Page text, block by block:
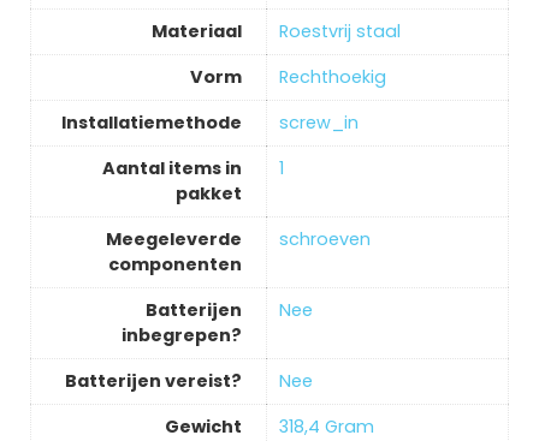
Materiaal
‎Roestvrij staal
Vorm
‎Rechthoekig
Installatiemethode
‎screw_in
Aantal items in
pakket
‎1
Meegeleverde
componenten
‎schroeven
Batterijen
inbegrepen?
‎Nee
Batterijen vereist?
‎Nee
Gewicht
‎318,4 Gram